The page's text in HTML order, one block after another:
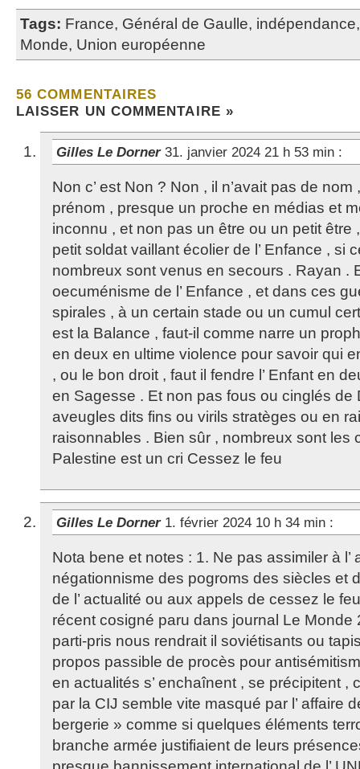
Tags: France, Général de Gaulle, indépendance
Monde, Union européenne
56 COMMENTAIRES
LAISSER UN COMMENTAIRE »
Gilles Le Dorner 31. janvier 2024 21 h 53 min :
Non c’ est Non ? Non , il n’avait pas de
prénom , presque un proche en médias et
inconnu , et non pas un être ou un petit être
petit soldat vaillant écolier de l’ Enfance , si
nombreux sont venus en secours . Rayan .
oecuménisme de l’ Enfance , et dans ces
spirales , à un certain stade ou un cumul
est la Balance , faut-il comme narre un
en deux en ultime violence pour savoir qui
, ou le bon droit , faut il fendre l’ Enfant en
en Sagesse . Et non pas fous ou cinglés de
aveugles dits fins ou virils stratèges ou en
raisonnables . Bien sûr , nombreux sont les
Palestine est un cri Cessez le feu
Gilles Le Dorner 1. février 2024 10 h 34 min :
Nota bene et notes : 1. Ne pas assimiler à l’
négationnisme des pogroms des siècles et
de l’ actualité ou aux appels de cessez le
récent cosigné paru dans journal Le Monde
parti-pris nous rendrait il soviétisants ou
propos passible de procès pour
en actualités s’ enchaînent , se précipitent ,
par la CIJ semble vite masqué par l’ affaire
bergerie » comme si quelques éléments
branche armée justifiaient de leurs